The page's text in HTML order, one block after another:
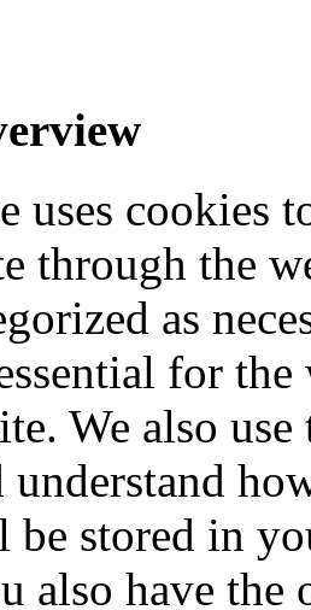
uses cookies
through the
as
for
We also
understand
be stored in
also have